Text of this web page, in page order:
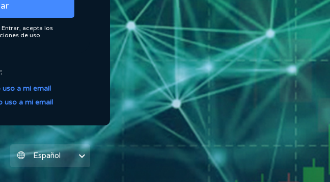
acepta los
de uso
uso a mi email
uso a mi email
expand_more